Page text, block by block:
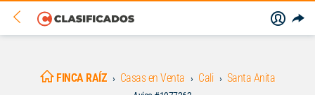
FINCA RAÍZ Casas en Venta Cali Santa Anita